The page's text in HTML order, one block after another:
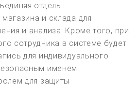
отделы
и склада для
и анализа. Кроме того, при
сотрудника в системе будет
для индивидуального
именем
для защиты